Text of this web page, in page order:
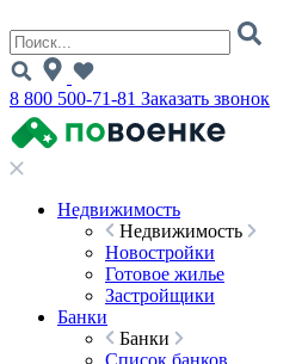
8 800 500-71-81 Заказать звонок
Недвижимость
Недвижимость
Новостройки
Готовое жилье
Застройщики
Банки
Банки
Список банков